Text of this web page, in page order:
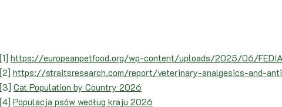
[1] https://europeanpetfood.org/wp-content/uploads/2025/06/
[2] https://straitsresearch.com/report/veterinary-analgesics-and-
[3] Cat Population by Country 2026
[4] Populacja psów według kraju 2026